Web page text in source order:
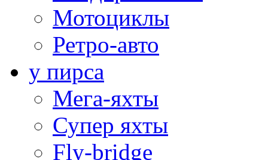
Мотоциклы
Ретро-авто
у пирса
Мега-яхты
Супер яхты
Fly-bridge